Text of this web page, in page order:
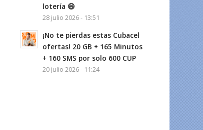
lotería 😄
28 julio 2026 - 13:51
¡No te pierdas estas Cubacel
ofertas! 20 GB + 165 Minutos
+ 160 SMS por solo 600 CUP
20 julio 2026 - 11:24